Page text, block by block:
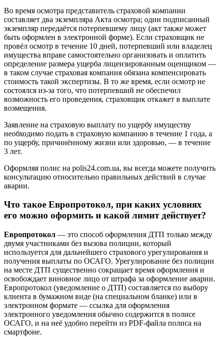
Во время осмотра представитель страховой компании
составляет два экземпляра Акта осмотра; один подписанный
экземпляр передаётся потерпевшему лицу (акт также может
быть оформлен в электронной форме). Если страховщик не
провёл осмотр в течение 10 дней, потерпевший или владелец
имущества вправе самостоятельно организовать и оплатить
определение размера ущерба лицензированным оценщиком —
в таком случае страховая компания обязана компенсировать
стоимость такой экспертизы. В то же время, если осмотр не
состоялся из-за того, что потерпевший не обеспечил
возможность его проведения, страховщик откажет в выплате
возмещения.
Заявление на страховую выплату по ущербу имуществу
необходимо подать в страховую компанию в течение 1 года, а
по ущербу, причинённому жизни или здоровью, — в течение
3 лет.
Оформляя полис на polis24.com.ua, вы всегда можете получить
консультацию относительно правильных действий в случае
аварии.
Что такое Европротокол, при каких условиях
его можно оформить и какой лимит действует?
Европротокол — это способ оформления ДТП только между
двумя участниками без вызова полиции, который
используется для дальнейшего страхового урегулирования и
получения выплаты по ОСАГО. Урегулирование без полиции
на месте ДТП существенно сокращает время оформления и
освобождает виновное лицо от штрафа за оформление аварии.
Европротокол (уведомление о ДТП) составляется по выбору
клиента в бумажном виде (на специальном бланке) или в
электронном формате — ссылка для оформления
электронного уведомления обычно содержится в полисе
ОСАГО, и на неё удобно перейти из PDF-файла полиса на
смартфоне.